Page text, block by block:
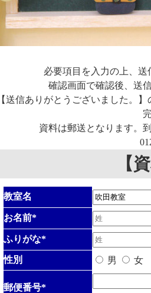
必要項目を入力の上、送
確認画面で確認後、送
【送信ありがとうございました。
資料は郵送となります。
【
教室名
お名前*
ふりがな*
性別 男 女
郵便番号*